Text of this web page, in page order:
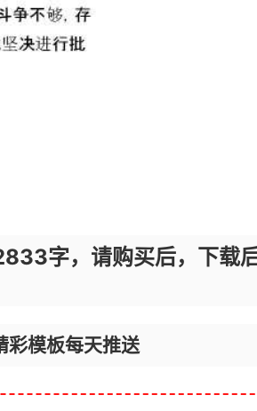
字，请购买后，下载
彩模板每天推送